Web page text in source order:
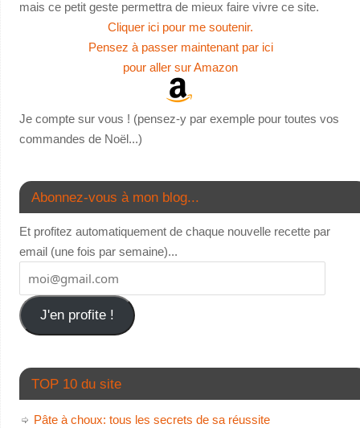
mais ce petit geste permettra de mieux faire vivre ce site.
Cliquer ici pour me soutenir.
Pensez à passer maintenant par ici
pour aller sur Amazon
Je compte sur vous ! (pensez-y par exemple pour toutes vos
commandes de Noël...)
Abonnez-vous à mon blog...
Et profitez automatiquement de chaque nouvelle recette par
email (une fois par semaine)...
J'en profite !
TOP 10 du site
Pâte à choux: tous les secrets de sa réussite